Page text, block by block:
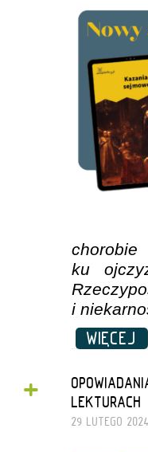
ku
i
WIĘCEJ
+
LEKTURACH
29 LUTEGO 2024